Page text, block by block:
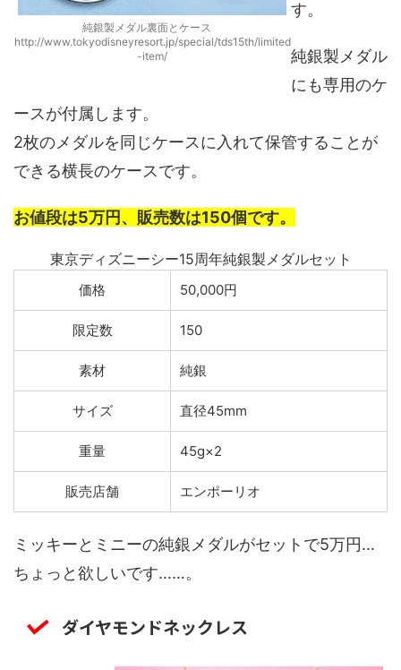
純銀製メダル裏面とケース
http://www.tokyodisneyresort.jp/special/tds15th/limited
-item/
す。
純銀製メダル
にも専用のケ
ースが付属します。
2枚のメダルを同じケースに入れて保管することが
できる横長のケースです。
お値段は5万円、販売数は150個です。
東京ディズニーシー15周年純銀製メダルセット
価格 50,000円
限定数 150
素材 純銀
サイズ 直径45mm
重量 45g×2
販売店舗 エンポーリオ
ミッキーとミニーの純銀メダルがセットで5万円…
ちょっと欲しいです……。
ダイヤモンドネックレス